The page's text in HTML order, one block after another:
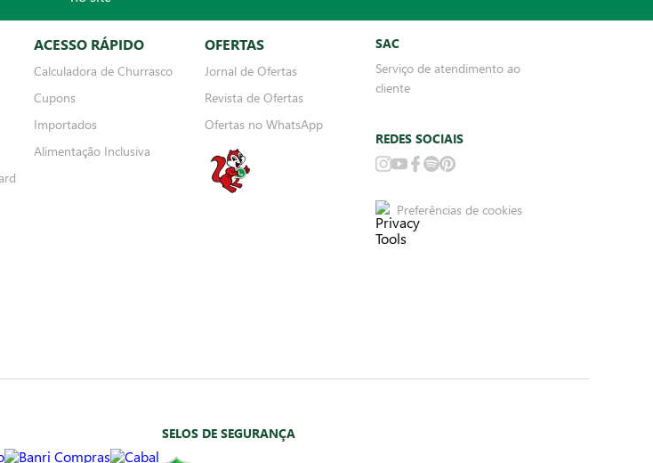
ACESSO RÁPIDO
Calculadora de Churrasco
Cupons
Importados
Alimentação Inclusiva
OFERTAS
Jornal de Ofertas
Revista de Ofertas
Ofertas no WhatsApp
SAC
Serviço de atendimento ao
cliente
REDES SOCIAIS
Preferências de cookies
SELOS DE SEGURANÇA